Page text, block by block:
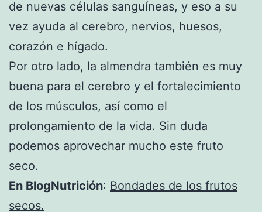
de nuevas células sanguíneas, y eso a su
vez ayuda al cerebro, nervios, huesos,
corazón e hígado.
Por otro lado, la almendra también es muy
buena para el cerebro y el fortalecimiento
de los músculos, así como el
prolongamiento de la vida. Sin duda
podemos aprovechar mucho este fruto
seco.
En BlogNutrición: Bondades de los frutos
secos.